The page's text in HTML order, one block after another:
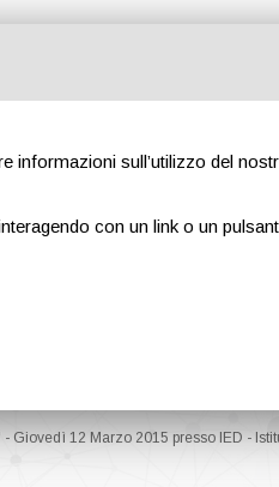
Riviste Pubblicità
12 Marzo 2015 presso IED -
informazioni sull’utilizzo del
con un link o un